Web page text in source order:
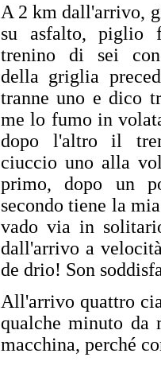
A 2 km dall'arrivo,
su asfalto, piglio
trenino di sei
della griglia
tranne uno e dico
me lo fumo in
dopo l'altro il
ciuccio uno alla
primo, dopo un
secondo tiene la
vado via in
dall'arrivo a
de drio! Son
All'arrivo quattro
qualche minuto da
macchina, perché